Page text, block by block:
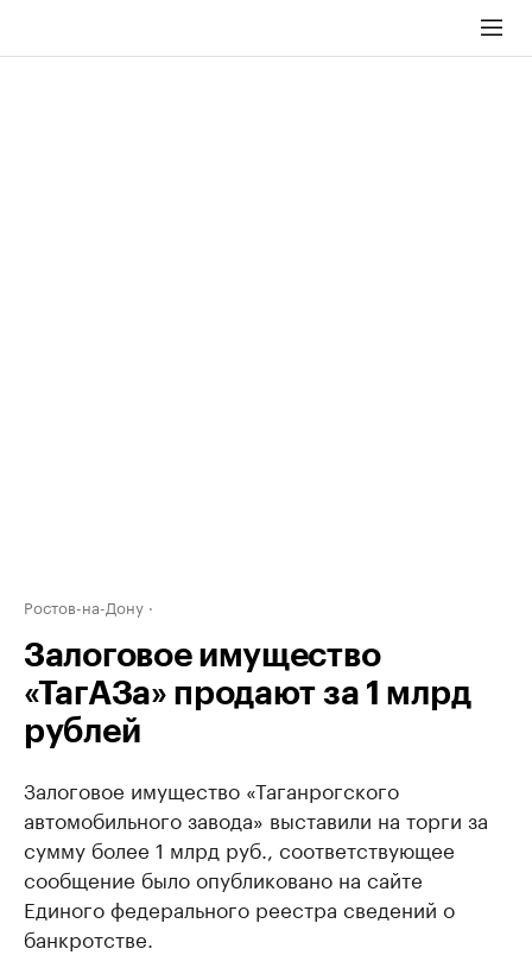
Ростов-на-Дону
Залоговое имущество
«ТагАЗа» продают за 1 млрд
рублей
Залоговое имущество «Таганрогского
автомобильного завода» выставили на торги за
сумму более 1 млрд руб., соответствующее
сообщение было опубликовано на сайте
Единого федерального реестра сведений о
банкротстве.